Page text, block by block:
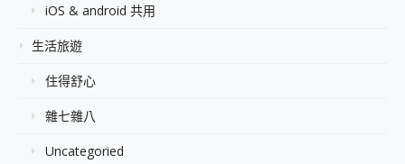
iOS & android 共用
生活旅遊
住得舒心
雜七雜八
Uncategoried